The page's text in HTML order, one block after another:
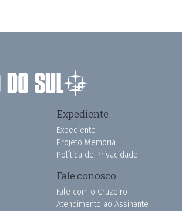
Expediente
Expediente
Projeto Memória
Política de Privacidade
Fale conosco
Fale com o Cruzeiro
Atendimento ao Assinante